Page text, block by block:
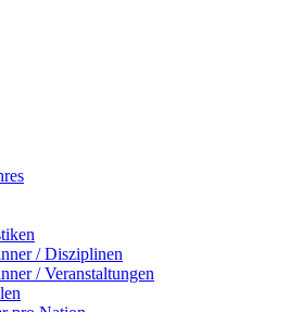
/ Disziplinen
/ Veranstaltungen